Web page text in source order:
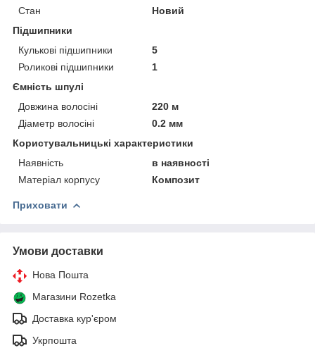
Стан
Новий
Підшипники
Кулькові підшипники
5
Роликові підшипники
1
Ємність шпулі
Довжина волосіні
220 м
Діаметр волосіні
0.2 мм
Користувальницькі характеристики
Наявність
в наявності
Матеріал корпусу
Композит
Приховати
Умови доставки
Нова Пошта
Магазини Rozetka
Доставка кур'єром
Укрпошта